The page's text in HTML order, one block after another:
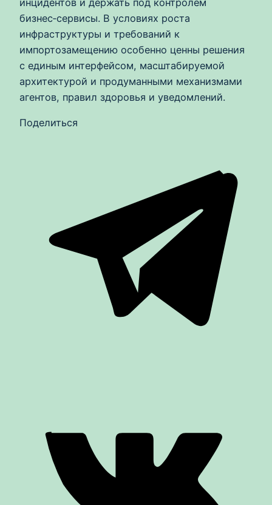
бизнес‑сервисы. В условиях роста
инфраструктуры и требований к
импортозамещению особенно ценны решения
с единым интерфейсом, масштабируемой
архитектурой и продуманными механизмами
агентов, правил здоровья и уведомлений.
Поделиться